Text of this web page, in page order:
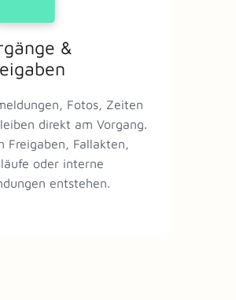
&
Fotos, Zeiten
direkt am Vorgang.
Freigaben, Fallakten,
oder interne
entstehen.